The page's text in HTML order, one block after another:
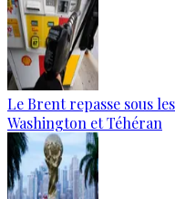
Le Brent repasse sous
Washington et Téhéran